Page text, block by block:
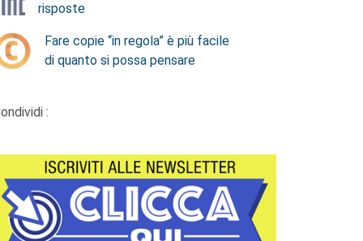
risposte
Fare copie “in regola” è più facile
di quanto si possa pensare
: